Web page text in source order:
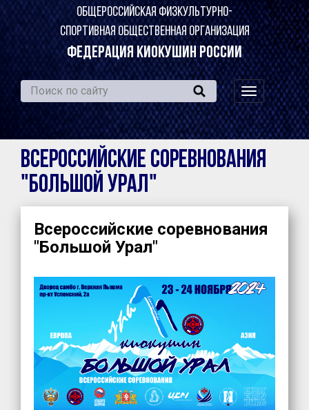
ОБЩЕРОССИЙСКАЯ ФИЗКУЛЬТУРНО-
СПОРТИВНАЯ ОБЩЕСТВЕННАЯ ОРГАНИЗАЦИЯ
ФЕДЕРАЦИЯ КИОКУШИН РОССИИ
навигация
по
сайту
Всероссийские соревнования
"Большой Урал"
Всероссийские соревнования
"Большой Урал"